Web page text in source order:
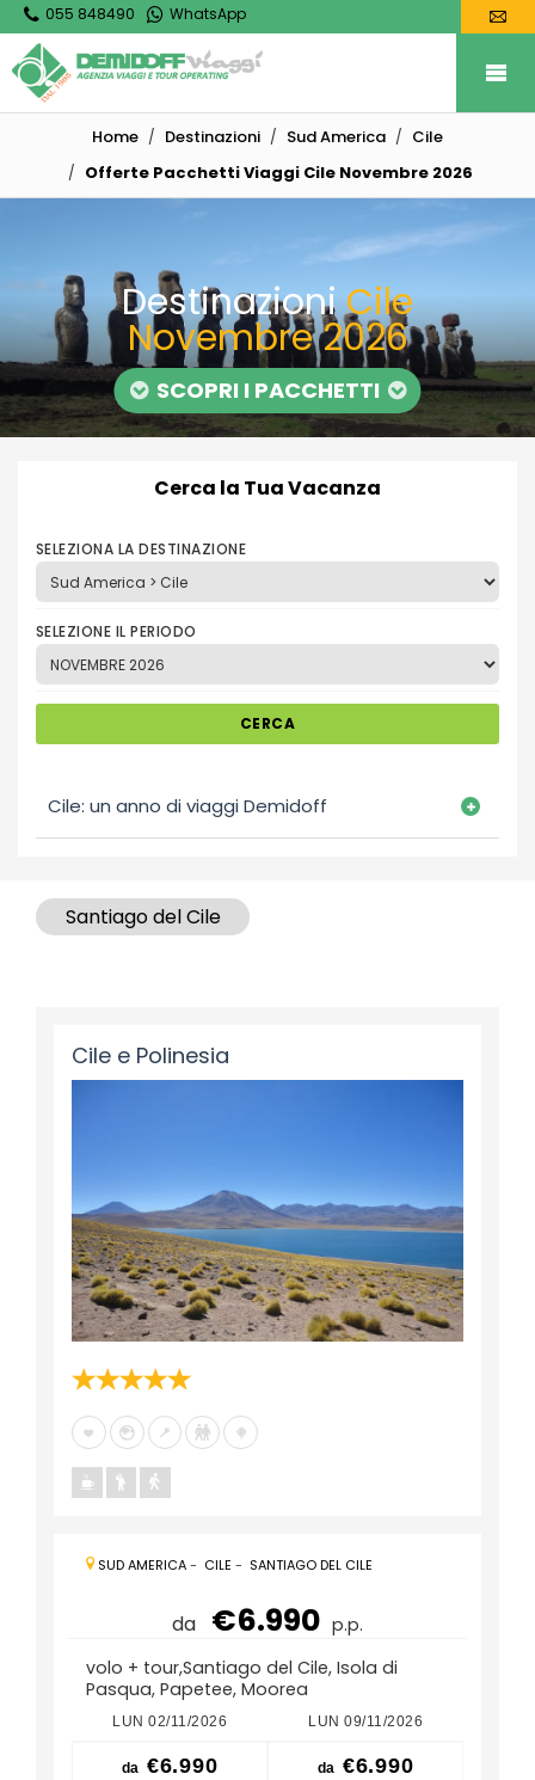
055 848490 WhatsApp
Home Destinazioni Sud America
Cile
Offerte Pacchetti Viaggi Cile Novembre 2026
DestinazioniCile
Novembre 2026
SCOPRI I PACCHETTI
Cerca la Tua Vacanza
SELEZIONA LA DESTINAZIONE
SELEZIONE IL PERIODO
CERCA
Cile: un anno di viaggi Demidoff
Santiago del Cile
Cile e Polinesia
SUD AMERICA- CILE - SANTIAGO DEL CILE
da €6.990 p.p.
volo + tour,Santiago del Cile, Isola di
Pasqua, Papetee, Moorea
LUN 02/11/2026
da €6.990
LUN 09/11/2026
da €6.990